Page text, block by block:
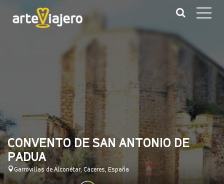
CONVENTO DE SAN ANTONIO DE
PADUA
Garrovillas de Alconétar, Cáceres, España